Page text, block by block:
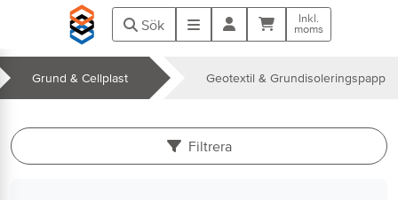
Hoppa till huvudinnehåll
Sök Meny Kundvagn
Inkl.
moms
Grund & Cellplast Geotextil & Grundisoleringspapp
Filtrera